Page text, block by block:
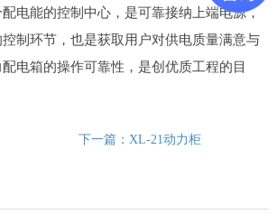
电能的控制中心，是可靠接纳上端电源，
制环节，也是获取用户对供电质量满意与
电箱的操作可靠性，是创优质工程的目
下一篇：XL-21动力柜